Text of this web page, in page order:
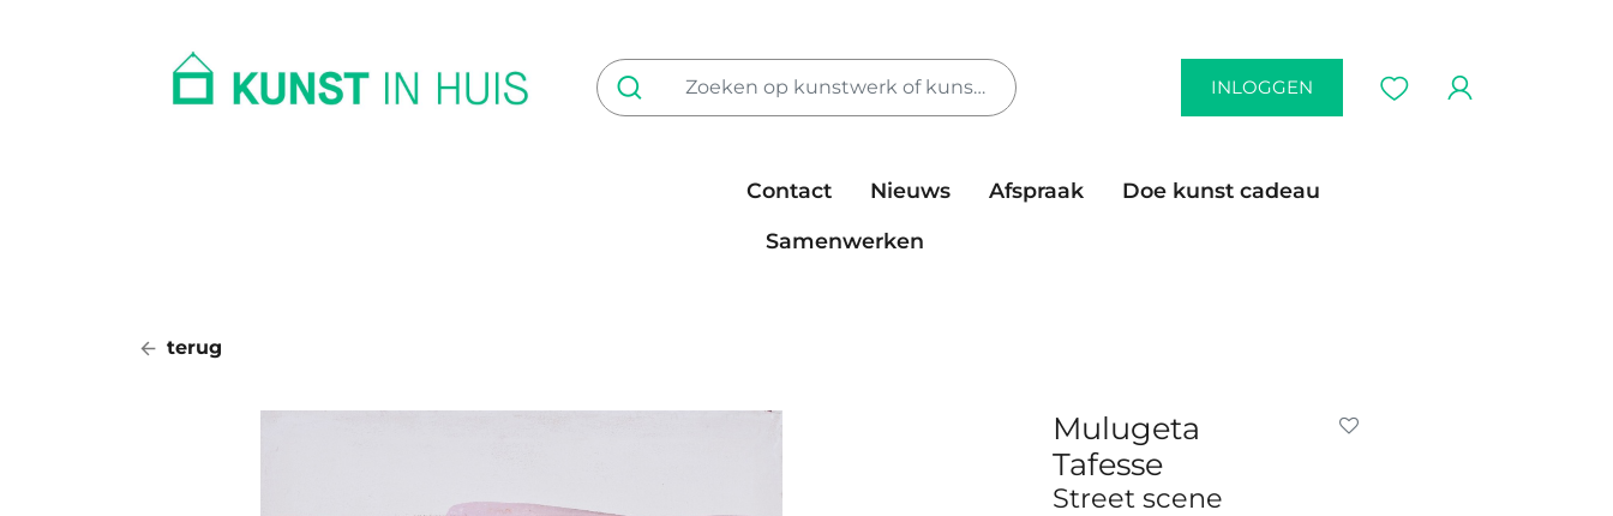
INLOGGEN
Contact Nieuws Afspraak
Doe kunst cadeau
Samenwerken
terug
Mulugeta
Tafesse
Street scene